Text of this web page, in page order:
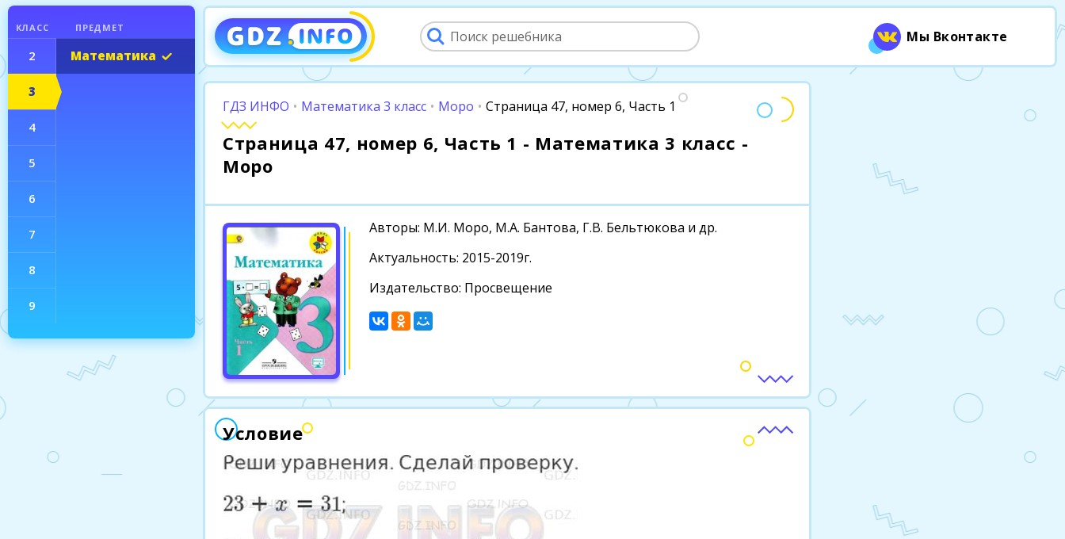
ГДЗ ИНФО • Математика 3 класс • Моро • Страница 47, номер 6, Часть 1
Страница 47, номер 6, Часть 1 - Математика 3 класс -
Моро
Авторы: М.И. Моро, М.А. Бантова, Г.В. Бельтюкова и др.
Актуальность: 2015-2019г.
Издательство: Просвещение
Условие
КЛАСС ПРЕДМЕТ
2
3
Математика
4
5
6
7
8
9
Мы Вконтакте